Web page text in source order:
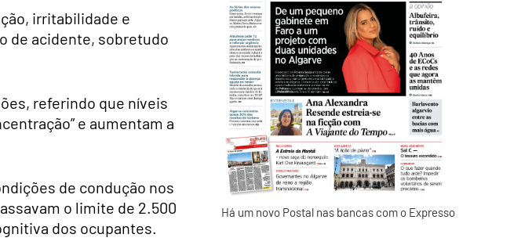
irritabilidade e
de acidente, sobretudo
referindo que níveis
e aumentam a
de condução nos
o limite de 2.500
dos ocupantes.
Há um novo Postal nas bancas com o Expresso